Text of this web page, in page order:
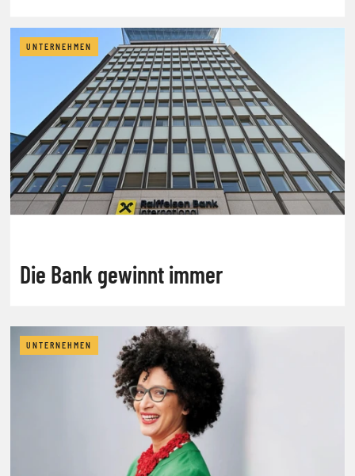
UNTERNEHMEN
Die Bank gewinnt immer
UNTERNEHMEN